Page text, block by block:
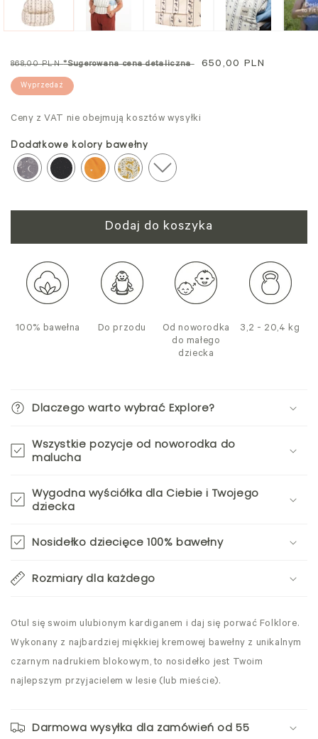
Cena
regularna
868,00 PLN*Sugerowana cena detaliczna
Cena
650,00 PLN
Wyprzedaż
Ceny z VAT nie obejmują kosztów wysyłki
Dodatkowe kolory bawełny
Dodaj do koszyka
100% bawełna Do przodu
Od noworodka
do małego
dziecka
3,2 - 20,4 kg
Dlaczego warto wybrać Explore?
Wszystkie pozycje od noworodka do
malucha
Wygodna wyściółka dla Ciebie i Twojego
dziecka
Nosidełko dziecięce 100% bawełny
Rozmiary dla każdego
Otul się swoim ulubionym kardiganem i daj się porwać Folklore.
Wykonany z najbardziej miękkiej kremowej bawełny z unikalnym
czarnym nadrukiem blokowym, to nosidełko jest Twoim
najlepszym przyjacielem w lesie (lub mieście).
Darmowa wysyłka dla zamówień od 55